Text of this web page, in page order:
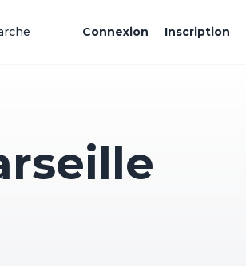
Connexion Inscription